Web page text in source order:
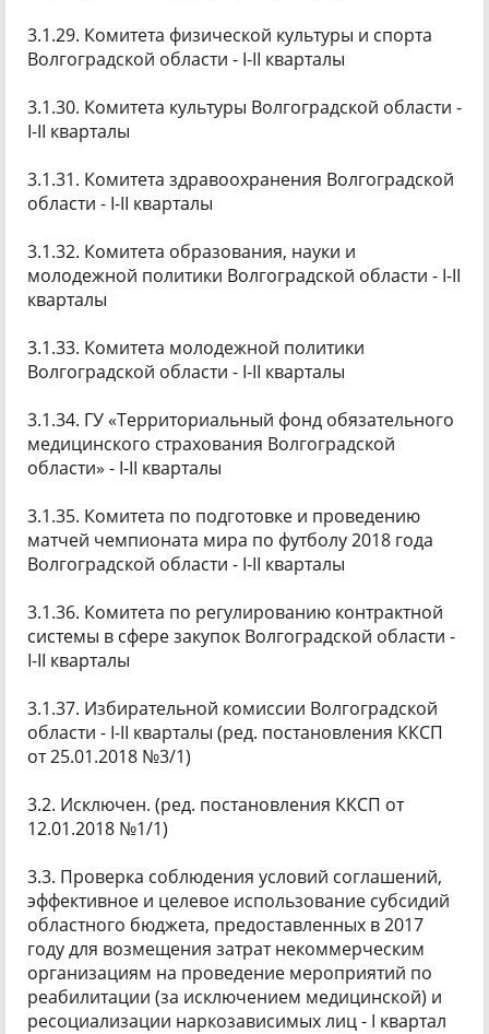
3.1.29. Комитета физической культуры и спорта
Волгоградской области - I-II кварталы
3.1.30. Комитета культуры Волгоградской области -
I-II кварталы
3.1.31. Комитета здравоохранения Волгоградской
области - I-II кварталы
3.1.32. Комитета образования, науки и
молодежной политики Волгоградской области - I-II
кварталы
3.1.33. Комитета молодежной политики
Волгоградской области - I-II кварталы
3.1.34. ГУ «Территориальный фонд обязательного
медицинского страхования Волгоградской
области» - I-II кварталы
3.1.35. Комитета по подготовке и проведению
матчей чемпионата мира по футболу 2018 года
Волгоградской области - I-II кварталы
3.1.36. Комитета по регулированию контрактной
системы в сфере закупок Волгоградской области -
I-II кварталы
3.1.37. Избирательной комиссии Волгоградской
области - I-II кварталы (ред. постановления ККСП
от 25.01.2018 №3/1)
3.2. Исключен. (ред. постановления ККСП от
12.01.2018 №1/1)
3.3. Проверка соблюдения условий соглашений,
эффективное и целевое использование субсидий
областного бюджета, предоставленных в 2017
году для возмещения затрат некоммерческим
организациям на проведение мероприятий по
реабилитации (за исключением медицинской) и
ресоциализации наркозависимых лиц - I квартал